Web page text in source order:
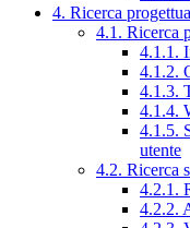
4. Ricerca
4.1. Ricerca
4.1.1.
4.1.2.
4.1.3.
4.1.4.
4.1.5.
utente
4.2. Ricerca
4.2.1.
4.2.2.